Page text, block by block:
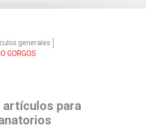
generales
GORGOS
artículos para